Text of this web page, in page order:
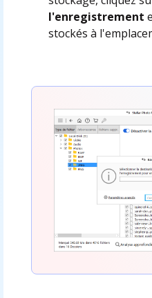
l'enregistrement
stockés à